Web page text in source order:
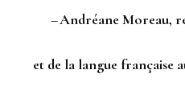
– Andréane Moreau,
et de la langue française